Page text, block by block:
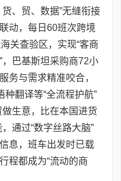
、贸、数据”无缝衔接
动，每日60班次跨境
关查验区，实现“客商
巴基斯坦采购商72小
务与需求精准咬合，
种翻译等“全流程护航”
生意，比在本国进货
通过“数字丝路大脑”
息，班车出发时已载
程都成为“流动的商